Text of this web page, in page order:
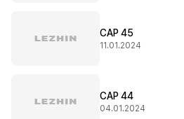
CAP 45
11.01.2024
CAP 44
04.01.2024